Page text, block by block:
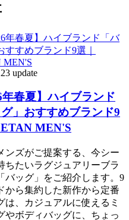
update
年春夏】ハイブランド
グ」おすすめブランド9
MEN'S
ンズがご提案する、今シー
ちたいラグジュアリーブラ
バッグ」をご紹介します。9
から集約した新作から定番
は、カジュアルに使えるミ
やボディバッグに、ちょっ